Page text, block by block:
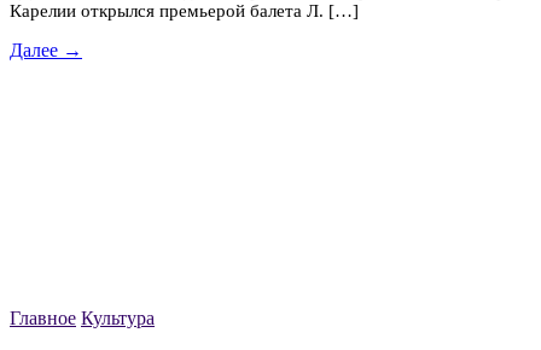
Карелии открылся премьерой балета Л. […]
Далее →
Главное Культура